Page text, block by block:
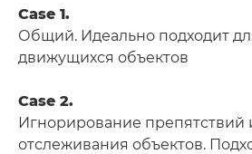
Case 1.
Общий. Идеально подходит
движущихся объектов
Case 2.
Игнорирование
отслеживания объектов.